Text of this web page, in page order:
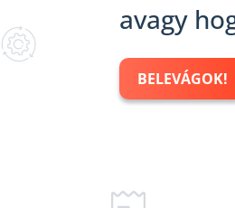
avagy
BELEVÁGOK!